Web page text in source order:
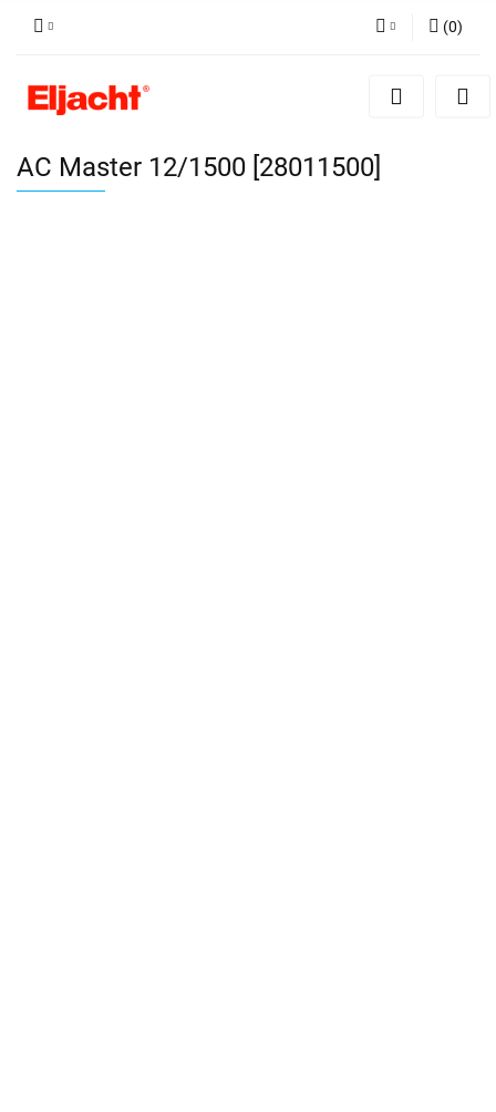
Zaloguj się
Dodaj zgłoszenie
(0)
AC Master 12/1500 [28011500]